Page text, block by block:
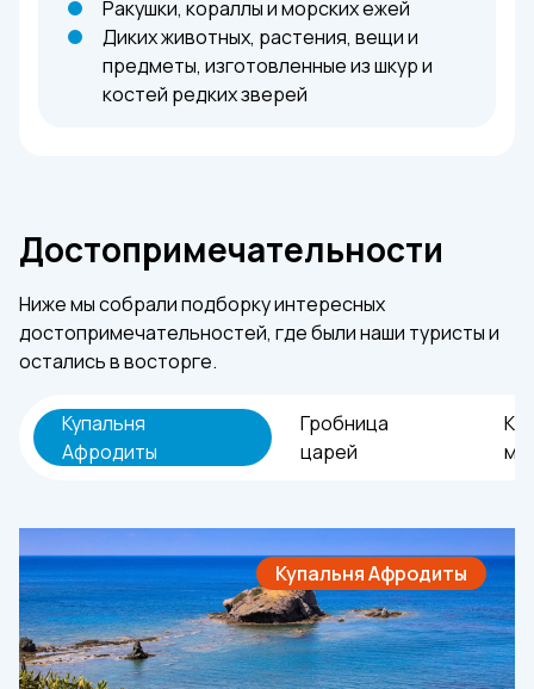
Ракушки, кораллы и морских ежей
Диких животных, растения, вещи и
предметы, изготовленные из шкур и
костей редких зверей
Достопримечательности
Ниже мы собрали подборку интересных
достопримечательностей, где были наши туристы и
остались в восторге.
Купальня
Афродиты
Гробница
царей
Купальня Афродиты